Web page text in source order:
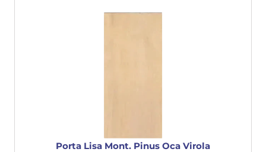
Porta Lisa Mont. Pinus Oca Virola